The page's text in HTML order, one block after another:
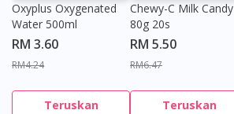
Oxyplus Oxygenated
Water 500ml
RM 3.60
RM4.24
Teruskan
Chewy-C Milk Candy
80g 20s
RM 5.50
RM6.47
Teruskan